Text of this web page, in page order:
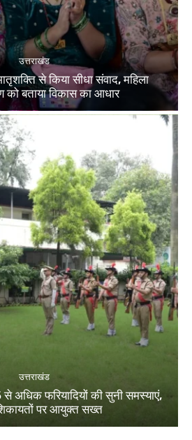
उत्तराखंड
से किया सीधा संवाद, महिला
बताया विकास का आधार
उत्तराखंड
अधिक फरियादियों की सुनी समस्याएं,
पर आयुक्त सख्त